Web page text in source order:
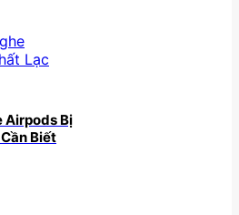
Airpods Bị
Biết